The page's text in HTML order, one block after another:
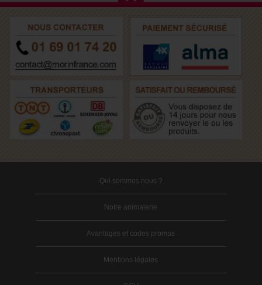
Qui sommes nous ?
Notre animalerie
Avantages et codes promos
Mentions légales